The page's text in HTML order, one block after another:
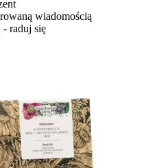
wiadomością
- raduj się